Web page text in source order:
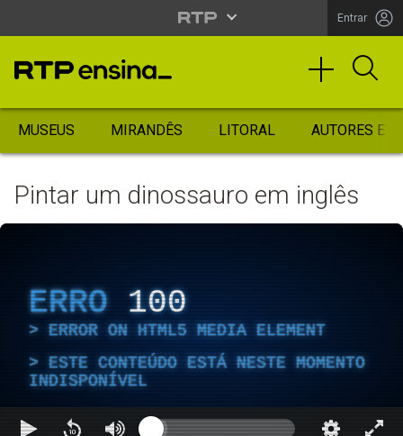
Entrar
MUSEUS MIRANDÊS LITORAL AUTORES
Pintar um dinossauro em inglês
ERRO 100
ERROR ON HTML5 MEDIA ELEMENT
ESTE CONTEÚDO ESTÁ NESTE MOMENTO
INDISPONÍVEL